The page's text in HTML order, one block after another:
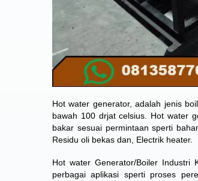
Hot water generator, adalah jenis
bawah 100 drjat celsius. Hot water
bakar sesuai permintaan sperti
Residu oli bekas dan, Electrik heater.
Hot water Generator/Boiler Industri
perbagai aplikasi sperti proses